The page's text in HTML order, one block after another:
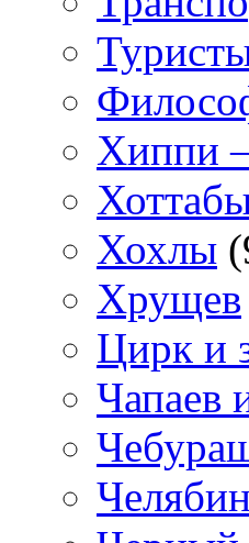
Хиппи
Хохлы
Хрущев
Цирк и
Чапаев